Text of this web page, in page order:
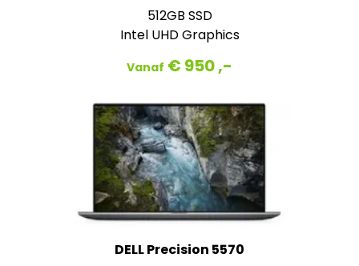
512GB SSD
Intel UHD Graphics
Vanaf € 950 ,-
DELL Precision 5570